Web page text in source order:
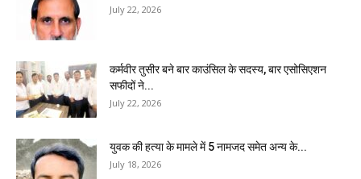
July 22, 2026
कर्मवीर तुसीर बने बार काउंसिल के सदस्य, बार एसोसिएशन
सफीदों ने...
July 22, 2026
युवक की हत्या के मामले में 5 नामजद समेत अन्य के...
July 18, 2026